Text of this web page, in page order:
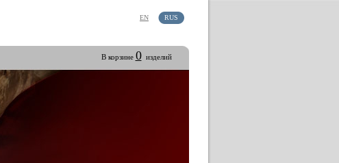
RUS
EN
В корзине 0изделий